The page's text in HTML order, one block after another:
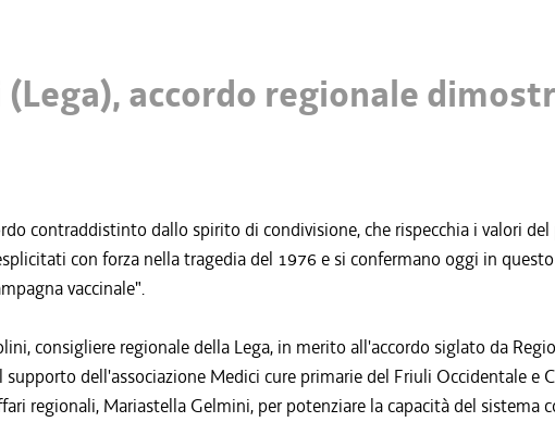
(Lega), accordo regionale
contraddistinto dallo spirito di condivisione, che rispecchia i valori
con forza nella tragedia del 1976 e si confermano oggi in
vaccinale".
consigliere regionale della Lega, in merito all'accordo siglato da
dell'associazione Medici cure primarie del Friuli Occidentale e
regionali, Mariastella Gelmini, per potenziare la capacità del sistema